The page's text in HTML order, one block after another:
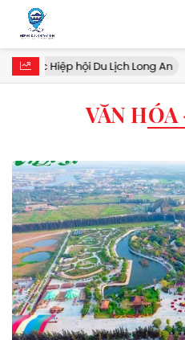
Hiệp hội Du Lịch Long An
VĂN